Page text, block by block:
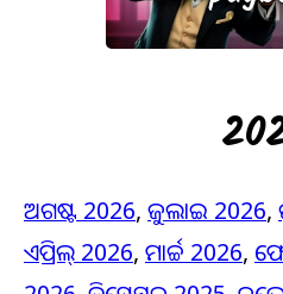
ଅଗଷ୍ଟ 2026, ଜୁଲାଇ 2026,
ଏପ୍ରିଲ୍ 2026, ମାର୍ଚ୍ଚ 2026,